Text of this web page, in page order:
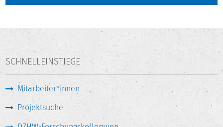
Leistungsmessung in Form von hochschulinternen und -
externen Kennzahlensystemen.
FORSCHUNGSSCHWERPUNKTE UND AUFGABEN
Der Arbeitsbereich analysiert die im Hochschulsystem
eingesetzten Systeme und Governance-Instrumente (wie
beispielsweise leistungsbezogene Budgetierungssysteme,
SCHNELLEINSTIEGE
Mitarbeiter*innen
Projektsuche